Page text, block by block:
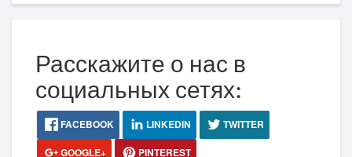
Расскажите о нас в
социальных сетях:
FACEBOOK LINKEDIN
TWITTER
GOOGLE+
PINTEREST